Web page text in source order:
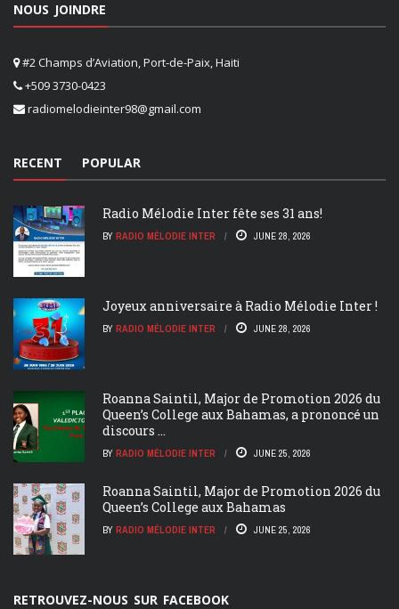
NOUS JOINDRE
#2 Champs d’Aviation, Port-de-Paix, Haiti
+509 3730-0423
radiomelodieinter98@gmail.com
RECENT POPULAR
Radio Mélodie Inter fête ses 31 ans!
BY RADIO MÉLODIE INTER JUNE 28, 2026
Joyeux anniversaire à Radio Mélodie Inter !
BY RADIO MÉLODIE INTER JUNE 28, 2026
Roanna Saintil, Major de Promotion 2026 du
Queen’s College aux Bahamas, a prononcé un
discours ...
BY RADIO MÉLODIE INTER JUNE 25, 2026
Roanna Saintil, Major de Promotion 2026 du
Queen’s College aux Bahamas
BY RADIO MÉLODIE INTER JUNE 25, 2026
RETROUVEZ-NOUS SUR FACEBOOK